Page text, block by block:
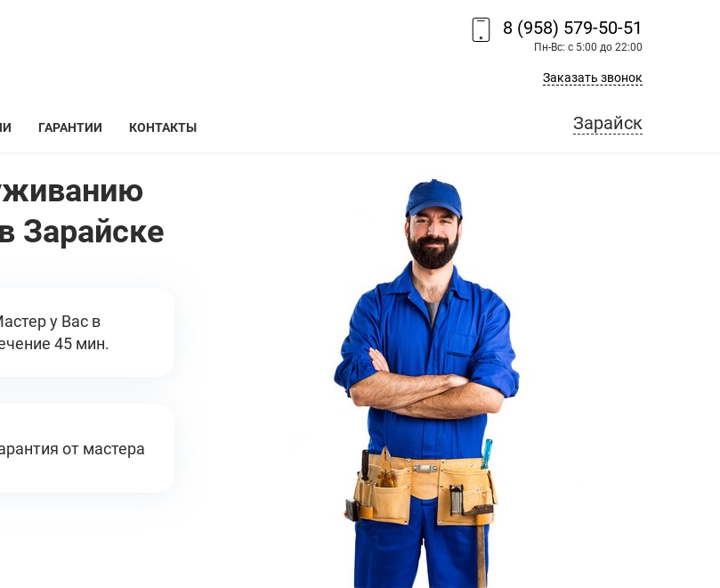
8 (958) 579-50-51
Пн-Вс: с 5:00 до 22:00
Заказать звонок
ГАРАНТИИ КОНТАКТЫ Зарайск
Зарайске
у Вас в
45 мин.
от мастера